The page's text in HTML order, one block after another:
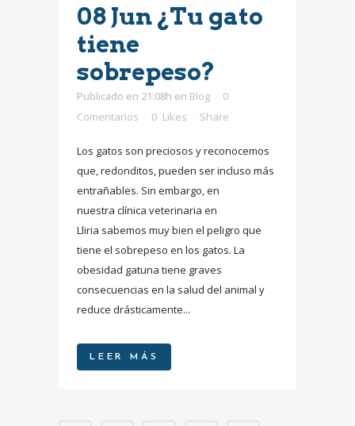
08 Jun¿Tu gato
tiene
sobrepeso?
Publicado en 21:08h en Blog
0
Comentarios
0 Likes Share
Los gatos son preciosos y reconocemos
que, redonditos, pueden ser incluso más
entrañables. Sin embargo, en
nuestra clínica veterinaria en
Lliria sabemos muy bien el peligro que
tiene el sobrepeso en los gatos. La
obesidad gatuna tiene graves
consecuencias en la salud del animal y
reduce drásticamente...
LEER MÁS